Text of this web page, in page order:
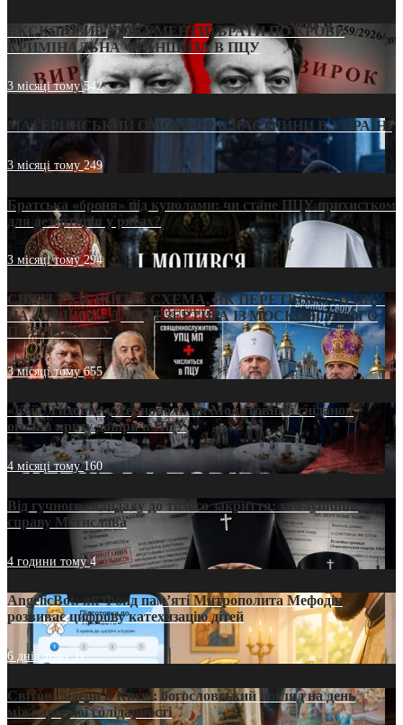
ЕКСКЛЮЗИВ (ДОКУМЕНТИ)/БРАТИ ПО КРОВІ:
КРИМІНАЛЬНА ФРАНШИЗА В ПЦУ
3 місяці тому542
МАТЕРИНСЬКИЙ ОМОРФОР В ЧАС ВІЙНИ В УКРАЇНІ
3 місяці тому249
Братська «броня» під куполами: чи стане ПЦУ прихистком
для дезертирів у рясах?
3 місяці тому294
СВЯТІ УХИЛЯНТИ: СХЕМА, ЯК ПЕРЕТВОРИТИ ПЦУ
НА «ОФШОР» ДЛЯ ДЕЗЕРТИРА ІЗ МОСКОВСЬКОГО
ПАТРІАРХАТУ
3 місяці тому655
«Кейс Тихона» у Тернополі: як Молитовний сніданок
оголив кризу довіри в ПЦУ
4 місяці тому160
Від гучного скандалу до тихого закриття: хто зупинив
справу Мстислава
4 години тому4
AngelicBot: як Фонд пам’яті Митрополита Мефодія
розвиває цифрову катехизацію дітей
6 днів тому11
Світові лідери в Києві: богословський погляд на день
міжнародної солідарності